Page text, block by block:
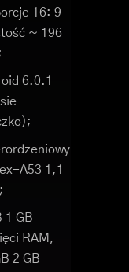
16: 9
~ 196
6.0.1
A53 1,1
1 GB
RAM,
2 GB